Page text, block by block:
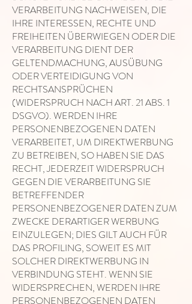
VERARBEITUNG NACHWEISEN, DIE
IHRE INTERESSEN, RECHTE UND
FREIHEITEN ÜBERWIEGEN ODER DIE
VERARBEITUNG DIENT DER
GELTENDMACHUNG, AUSÜBUNG
ODER VERTEIDIGUNG VON
RECHTSANSPRÜCHEN
(WIDERSPRUCH NACH ART. 21 ABS. 1
DSGVO). WERDEN IHRE
PERSONENBEZOGENEN DATEN
VERARBEITET, UM DIREKTWERBUNG
ZU BETREIBEN, SO HABEN SIE DAS
RECHT, JEDERZEIT WIDERSPRUCH
GEGEN DIE VERARBEITUNG SIE
BETREFFENDER
PERSONENBEZOGENER DATEN ZUM
ZWECKE DERARTIGER WERBUNG
EINZULEGEN; DIES GILT AUCH FÜR
DAS PROFILING, SOWEIT ES MIT
SOLCHER DIREKTWERBUNG IN
VERBINDUNG STEHT. WENN SIE
WIDERSPRECHEN, WERDEN IHRE
PERSONENBEZOGENEN DATEN